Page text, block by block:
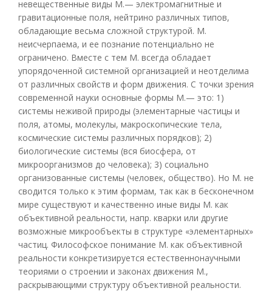
невещественные виды М.— электромагнитные и
гравитационные поля, нейтрино различных типов,
обладающие весьма сложной структурой. М.
неисчерпаема, и ее познание потенциально не
ограничено. Вместе с тем М. всегда обладает
упорядоченной системной организацией и неотделима
от различных свойств и форм движения. С точки зрения
современной науки основные формы М.— это: 1)
системы неживой природы (элементарные частицы и
поля, атомы, молекулы, макроскопические тела,
космические системы различных порядков); 2)
биологические системы (вся биосфера, от
микроорганизмов до человека); 3) социально
организованные системы (человек, общество). Но М. не
сводится только к этим формам, так как в бесконечном
мире существуют и качественно иные виды М. как
объективной реальности, напр. кварки или другие
возможные микрообъекты в структуре «элементарных»
частиц. Философское понимание М. как объективной
реальности конкретизируется естественнонаучными
теориями о строении и законах движения М.,
раскрывающими структуру объективной реальности.